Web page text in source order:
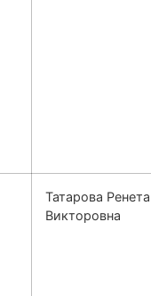
Татарова Ренета
Викторовна